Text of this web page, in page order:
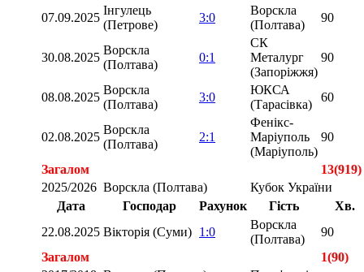
07.09.2025
Інгулець
(Петрове)
3:0
Ворскла
(Полтава)
90
30.08.2025
Ворскла
(Полтава)
0:1
СК
Металург
(Запоріжжя)
90
08.08.2025
Ворскла
(Полтава)
3:0
ЮКСА
(Тарасівка)
60
02.08.2025
Ворскла
(Полтава)
2:1
Фенікс-
Маріуполь
(Маріуполь)
90
Загалом
13(919)
2025/2026 Ворскла (Полтава)
Кубок України
Дата
Господар Рахунок Гість
Хв.
22.08.2025 Вікторія (Суми) 1:0
Ворскла
(Полтава)
90
Загалом
1(90)